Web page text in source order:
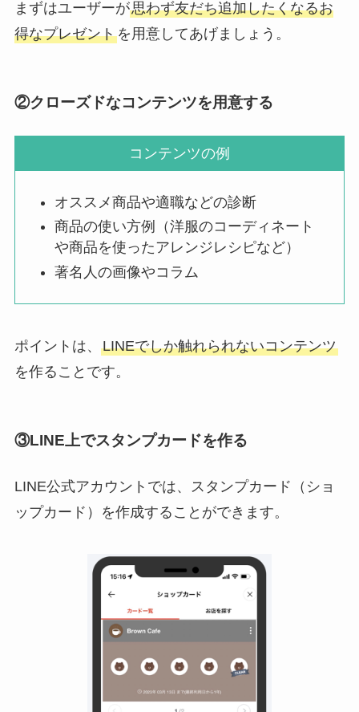
まずはユーザーが思わず友だち追加したくなるお
得なプレゼントを用意してあげましょう。
②クローズドなコンテンツを用意する
コンテンツの例
オススメ商品や適職などの診断
商品の使い方例（洋服のコーディネート
や商品を使ったアレンジレシピなど）
著名人の画像やコラム
ポイントは、 LINEでしか触れられないコンテンツ
を作ることです。
③LINE上でスタンプカードを作る
LINE公式アカウントでは、スタンプカード（ショ
ップカード）を作成することができます。